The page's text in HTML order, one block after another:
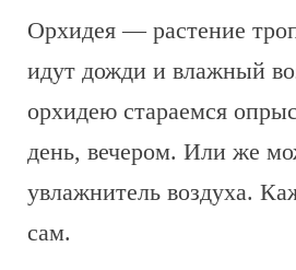
Орхидея — растение
идут дожди и влажный
орхидею стараемся
день, вечером. Или же
увлажнитель воздуха.
сам.